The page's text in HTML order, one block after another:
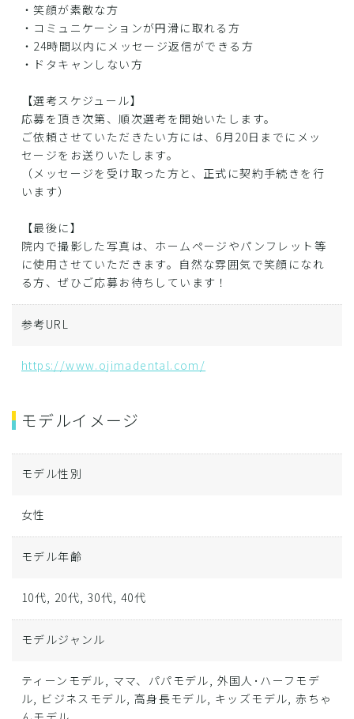
・笑顔が素敵な方
・コミュニケーションが円滑に取れる方
・24時間以内にメッセージ返信ができる方
・ドタキャンしない方
【選考スケジュール】
応募を頂き次第、順次選考を開始いたします。
ご依頼させていただきたい方には、6月20日までにメッ
セージをお送りいたします。
（メッセージを受け取った方と、正式に契約手続きを行
います）
【最後に】
院内で撮影した写真は、ホームページやパンフレット等
に使用させていただきます。自然な雰囲気で笑顔になれ
る方、ぜひご応募お待ちしています！
参考URL
https://www.ojimadental.com/
モデルイメージ
モデル性別
女性
モデル年齢
10代, 20代, 30代, 40代
モデルジャンル
ティーンモデル, ママ、パパモデル, 外国人･ハーフモデ
ル, ビジネスモデル, 高身長モデル, キッズモデル, 赤ちゃ